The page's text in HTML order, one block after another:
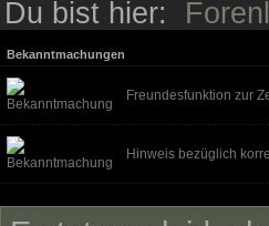
Du bist hier:
Bekanntmachungen
Freundesfunktion zur
Hinweis bezüglich